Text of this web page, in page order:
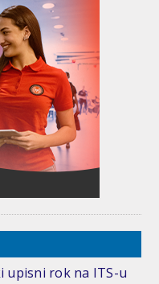
upisni rok na ITS-u